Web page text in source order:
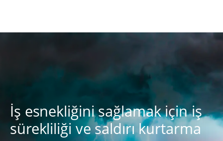
İş esnekliğini sağlamak için iş
sürekliliği ve saldırı kurtarma